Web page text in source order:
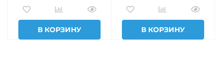
В КОРЗИНУ В КОРЗИНУ